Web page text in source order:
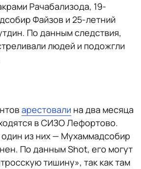
Рачабализода, 19-
Файзов и 25-летний
По данным следствия,
людей и подожгли
арестовали на два месяца
в СИЗО Лефортово.
из них — Мухаммадсобир
По данным Shot, его могут
тишину», так как там